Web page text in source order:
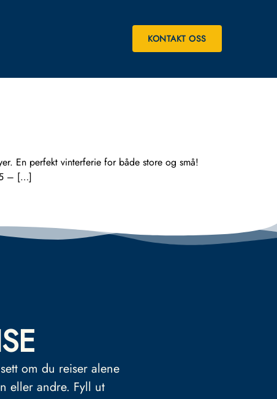
KONTAKT OSS
En perfekt vinterferie for både store og små!
5 – […]
om du reiser alene
eller andre. Fyll ut